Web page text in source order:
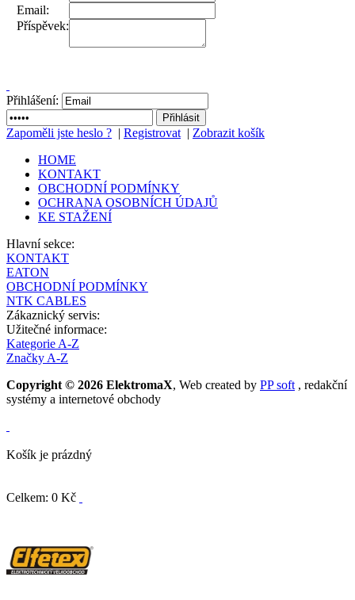
Email:
Příspěvek:
Přihlášení:
Zapoměli jste heslo ? | Registrovat | Zobrazit košík
HOME
KONTAKT
OBCHODNÍ PODMÍNKY
OCHRANA OSOBNÍCH ÚDAJŮ
KE STAŽENÍ
Hlavní sekce:
KONTAKT
EATON
OBCHODNÍ PODMÍNKY
NTK CABLES
Zákaznický servis:
Užitečné informace:
Kategorie A-Z
Značky A-Z
Copyright © 2026 ElektromaX, Web created by PP soft , redakční
systémy a internetové obchody
Košík je prázdný
Celkem: 0 Kč